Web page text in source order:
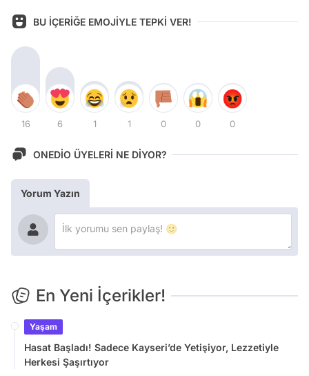
BU İÇERİĞE EMOJİYLE TEPKİ VER!
16 6 1 1 0 0 0
ONEDİO ÜYELERİ NE DİYOR?
Yorum Yazın
En Yeni İçerikler!
Yaşam
Hasat Başladı! Sadece Kayseri’de Yetişiyor, Lezzetiyle
Herkesi Şaşırtıyor